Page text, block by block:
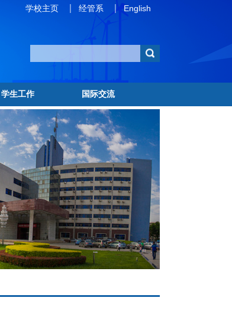
学校主页 经管系 English
学生工作 国际交流